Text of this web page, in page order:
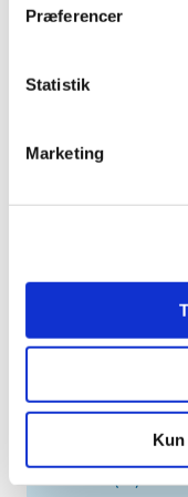
Præferencer
Statistik
Marketing
nogle patienter i fast
TID
2025 (158)
november (23)